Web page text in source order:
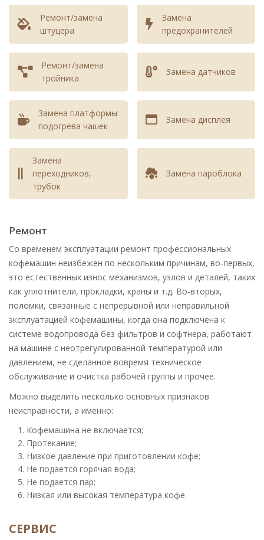
системы кофемашины
Чистка диспенсера -
носика подачи кофе
360 - 960
Чистка дренажного
канала кофемашины
Дезинсекция кофейного
аппарата
640 - 1440
Дезинфекция кофейного
аппарата
640 - 1440
Гидроститема
Замена фильтра воды
кофемашины
кофемашины
Замена уплотнителя
бункера воды, манжета
кофемашины
360 - 960
Замена трубок высокого
давления кофемашины
640 - 1440
Замена коннекторов
гидросистемы
кофемашины
360 - 960
Ремонт или замена
мультиклапана
кофемашины
640 - 1440
электромагнитного
клапана кофемашины
Ремонт или замена
Ремонт/замена
штуцера
Замена
предохранителей
Ремонт/замена
тройника
Замена датчиков
Замена платформы
подогрева чашек
Замена дисплея
Замена
переходников,
трубок
Замена пароблока
Ремонт
Со временем эксплуатации ремонт профессиональных
кофемашин неизбежен по нескольким причинам, во-первых,
это естественных износ механизмов, узлов и деталей, таких
как уплотнители, прокладки, краны и т.д. Во-вторых,
поломки, связанные с непрерывной или неправильной
эксплуатацией кофемашины, когда она подключена к
системе водопровода без фильтров и софтнера, работают
на машине с неотрегулированной температурой или
давлением, не сделанное вовремя техническое
обслуживание и очистка рабочей группы и прочее.
Можно выделить несколько основных признаков
неисправности, а именно:
Кофемашина не включается;
Протекание;
Низкое давление при приготовлении кофе;
Не подается горячая вода;
Не подается пар;
Низкая или высокая температура кофе.
СЕРВИС